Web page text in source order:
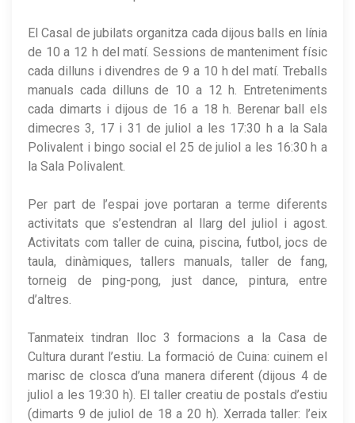
El Casal de jubilats organitza cada dijous balls en línia
de 10 a 12 h del matí. Sessions de manteniment físic
cada dilluns i divendres de 9 a 10 h del matí. Treballs
manuals cada dilluns de 10 a 12 h. Entreteniments
cada dimarts i dijous de 16 a 18 h. Berenar ball els
dimecres 3, 17 i 31 de juliol a les 17:30 h a la Sala
Polivalent i bingo social el 25 de juliol a les 16:30 h a
la Sala Polivalent.
Per part de l’espai jove portaran a terme diferents
activitats que s’estendran al llarg del juliol i agost.
Activitats com taller de cuina, piscina, futbol, jocs de
taula, dinàmiques, tallers manuals, taller de fang,
torneig de ping-pong, just dance, pintura, entre
d’altres.
Tanmateix tindran lloc 3 formacions a la Casa de
Cultura durant l’estiu. La formació de Cuina: cuinem el
marisc de closca d’una manera diferent (dijous 4 de
juliol a les 19:30 h). El taller creatiu de postals d’estiu
(dimarts 9 de juliol de 18 a 20 h). Xerrada taller: l’eix